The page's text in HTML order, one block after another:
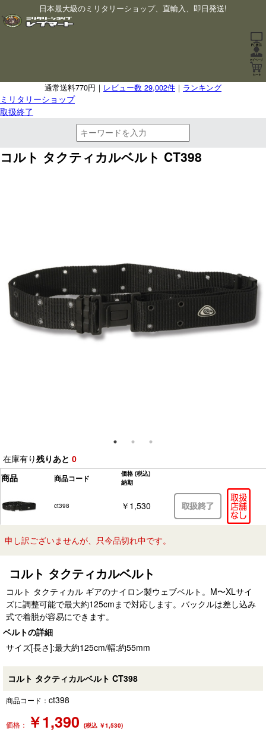
日本最大級のミリタリーショップ、直輸入、即日発送!
通常送料770円｜ レビュー数 29,002件 ｜ ランキング
ミリタリーショップ
取扱終了
コルト タクティカルベルト CT398
在庫有り残りあと 0
商品
商品コード 価格 (税込)
納期
ct398 ￥1,530
申し訳ございませんが、只今品切れ中です。
コルト タクティカルベルト
コルト タクティカル ギアのナイロン製ウェブベルト。M〜XLサイ
ズに調整可能で最大約125cmまで対応します。バックルは差し込み
式で着脱が容易にできます。
ベルトの詳細
サイズ[長さ]:最大約125cm/幅:約55mm
コルト タクティカルベルト CT398
商品コード： ct398
価格： ￥1,390 (税込 ￥1,530)